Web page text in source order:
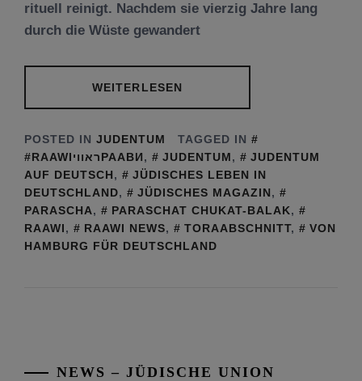
rituell reinigt. Nachdem sie vierzig Jahre lang
durch die Wüste gewandert
WEITERLESEN
POSTED IN JUDENTUM
TAGGED IN
#RAAWIראוויРААВИ, JUDENTUM,
JUDENTUM
AUF DEUTSCH,
JÜDISCHES LEBEN IN
DEUTSCHLAND, JÜDISCHES MAGAZIN,
PARASCHA, PARASCHAT CHUKAT-BALAK,
RAAWI, RAAWI NEWS, TORAABSCHNITT,
VON
HAMBURG FÜR DEUTSCHLAND
NEWS – JÜDISCHE UNION
Menschen unterschiedlicher Generationen,